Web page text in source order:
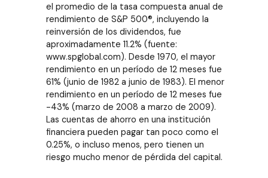
el promedio de la tasa compuesta anual de
rendimiento de S&P 500®, incluyendo la
reinversión de los dividendos, fue
aproximadamente 11.2% (fuente:
www.spglobal.com). Desde 1970, el mayor
rendimiento en un período de 12 meses fue
61% (junio de 1982 a junio de 1983). El menor
rendimiento en un período de 12 meses fue
-43% (marzo de 2008 a marzo de 2009).
Las cuentas de ahorro en una institución
financiera pueden pagar tan poco como el
0.25%, o incluso menos, pero tienen un
riesgo mucho menor de pérdida del capital.